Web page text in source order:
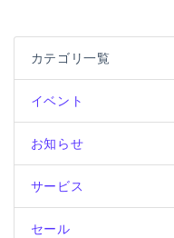
ビ
ゲ
ー
シ
ョ
ン
稿:
稿:
カテゴリ一覧
イベント
お知らせ
サービス
セール